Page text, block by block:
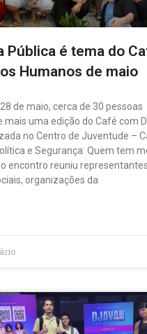
Pública é tema do
Humanos de maio
de maio, cerca de 30 pessoas
mais uma edição do Café com
no Centro de Juventude –
e Segurança: Quem tem
encontro reuniu
organizações da